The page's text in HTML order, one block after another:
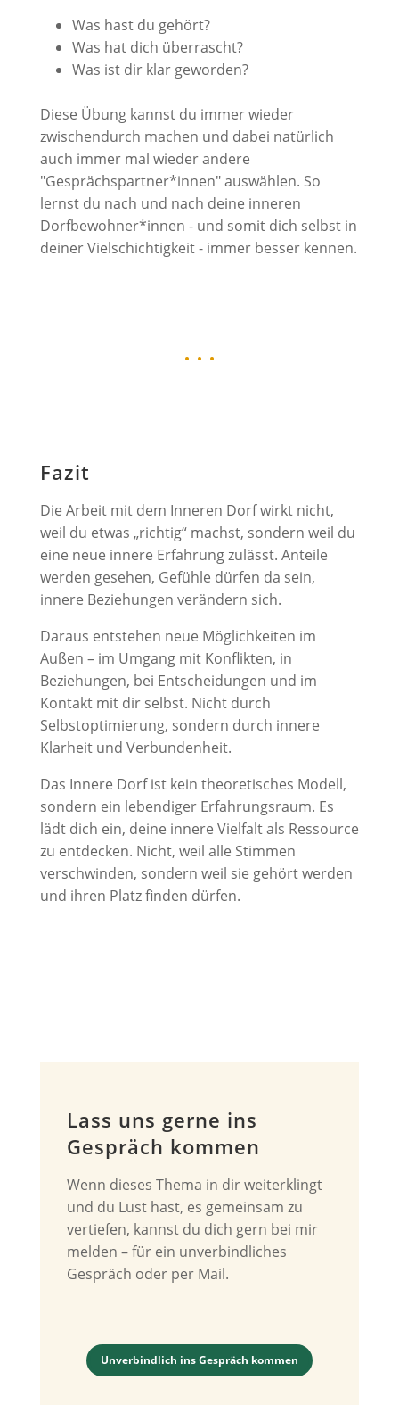
Was hast du gehört?
Was hat dich überrascht?
Was ist dir klar geworden?
Diese Übung kannst du immer wieder
zwischendurch machen und dabei natürlich
auch immer mal wieder andere
"Gesprächspartner*innen" auswählen. So
lernst du nach und nach deine inneren
Dorfbewohner*innen - und somit dich selbst in
deiner Vielschichtigkeit - immer besser kennen.
• • •
Fazit
Die Arbeit mit dem Inneren Dorf wirkt nicht,
weil du etwas „richtig“ machst, sondern weil du
eine neue innere Erfahrung zulässt. Anteile
werden gesehen, Gefühle dürfen da sein,
innere Beziehungen verändern sich.
Daraus entstehen neue Möglichkeiten im
Außen – im Umgang mit Konflikten, in
Beziehungen, bei Entscheidungen und im
Kontakt mit dir selbst. Nicht durch
Selbstoptimierung, sondern durch innere
Klarheit und Verbundenheit.
Das Innere Dorf ist kein theoretisches Modell,
sondern ein lebendiger Erfahrungsraum. Es
lädt dich ein, deine innere Vielfalt als Ressource
zu entdecken. Nicht, weil alle Stimmen
verschwinden, sondern weil sie gehört werden
und ihren Platz finden dürfen.
Lass uns gerne ins
Gespräch kommen
Wenn dieses Thema in dir weiterklingt
und du Lust hast, es gemeinsam zu
vertiefen, kannst du dich gern bei mir
melden – für ein unverbindliches
Gespräch oder per Mail.
Unverbindlich ins Gespräch kommen